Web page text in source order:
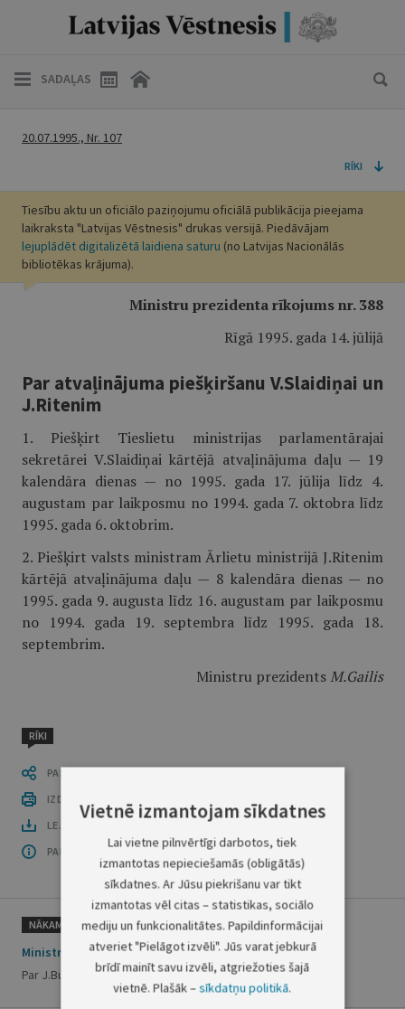
SADAĻAS
20.07.1995., Nr. 107
RĪKI
Tiesību aktu un oficiālo paziņojumu oficiālā publikācija pieejama
laikraksta "Latvijas Vēstnesis" drukas versijā. Piedāvājam
lejuplādēt digitalizētā laidiena saturu (no Latvijas Nacionālās
bibliotēkas krājuma).
Ministru prezidenta rīkojums nr. 388
Rīgā 1995. gada 14. jūlijā
Par atvaļinājuma piešķiršanu V.Slaidiņai un
J.Ritenim
1. Piešķirt Tieslietu ministrijas parlamentārajai
sekretārei V.Slaidiņai kārtējā atvaļinājuma daļu — 19
kalendāra dienas — no 1995. gada 17. jūlija līdz 4.
augustam par laikposmu no 1994. gada 7. oktobra līdz
1995. gada 6. oktobrim.
2. Piešķirt valsts ministram Ārlietu ministrijā J.Ritenim
kārtējā atvaļinājuma daļu — 8 kalendāra dienas — no
1995. gada 9. augusta līdz 16. augustam par laikposmu
no 1994. gada 19. septembra līdz 1995. gada 18.
septembrim.
Ministru prezidentsM.Gailis
RĪKI
PASTĀSTI CITIEM
IZDRUKĀT PUBLIKĀCIJU
LEJUPLĀDĒT LAIDIENU (PDF)
PAR OFICIĀLO IZDEVUMU
NĀKAMAIS
Ministru prezidenta rīkojums Nr. 389
Par J.Bunkšu
Vietnē izmantojam sīkdatnes
Lai vietne pilnvērtīgi darbotos, tiek
izmantotas nepieciešamās (obligātās)
sīkdatnes. Ar Jūsu piekrišanu var tikt
izmantotas vēl citas – statistikas, sociālo
mediju un funkcionalitātes. Papildinformācijai
atveriet "Pielāgot izvēli". Jūs varat jebkurā
brīdī mainīt savu izvēli, atgriežoties šajā
vietnē. Plašāk –sīkdatņu politikā.